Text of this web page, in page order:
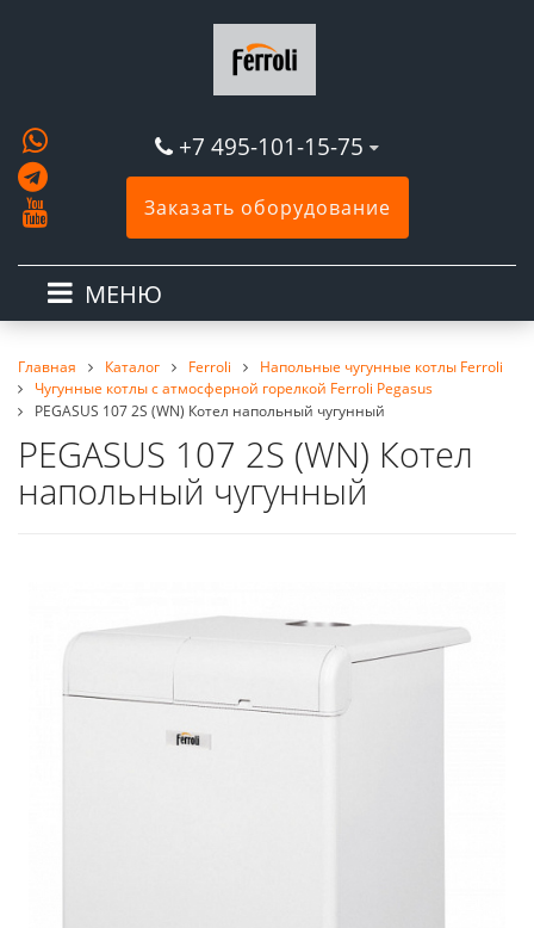
+7 495-101-15-75
Заказать оборудование
МЕНЮ
Главная Каталог Ferroli
Напольные чугунные котлы Ferroli
Чугунные котлы с атмосферной горелкой Ferroli Pegasus
PEGASUS 107 2S (WN) Котел напольный чугунный
PEGASUS 107 2S (WN) Котел
напольный чугунный